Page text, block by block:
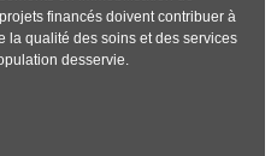
financés doivent contribuer à
la qualité des soins et des services
desservie.